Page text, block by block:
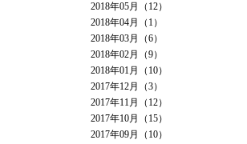
2018年05月（12）
2018年04月（1）
2018年03月（6）
2018年02月（9）
2018年01月（10）
2017年12月（3）
2017年11月（12）
2017年10月（15）
2017年09月（10）